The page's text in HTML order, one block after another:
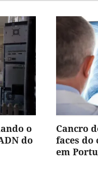
o
do
Cancro
faces do
em